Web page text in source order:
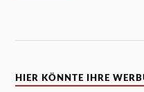
HIER KÖNNTE IHRE